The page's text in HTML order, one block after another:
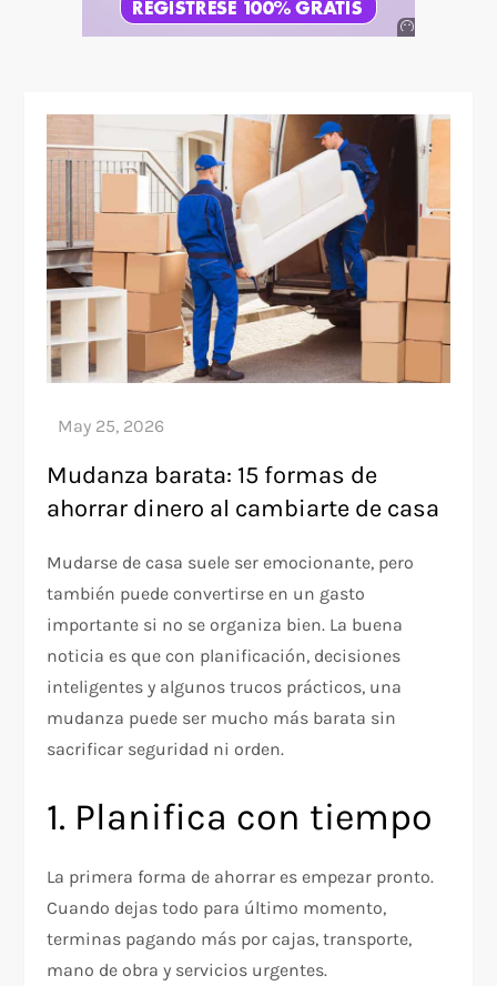
Mudanza barata: 15 formas de
ahorrar dinero al cambiarte de casa
Mudarse de casa suele ser emocionante, pero
también puede convertirse en un gasto
importante si no se organiza bien. La buena
noticia es que con planificación, decisiones
inteligentes y algunos trucos prácticos, una
mudanza puede ser mucho más barata sin
sacrificar seguridad ni orden.
1. Planifica con tiempo
La primera forma de ahorrar es empezar pronto.
Cuando dejas todo para último momento,
terminas pagando más por cajas, transporte,
mano de obra y servicios urgentes.